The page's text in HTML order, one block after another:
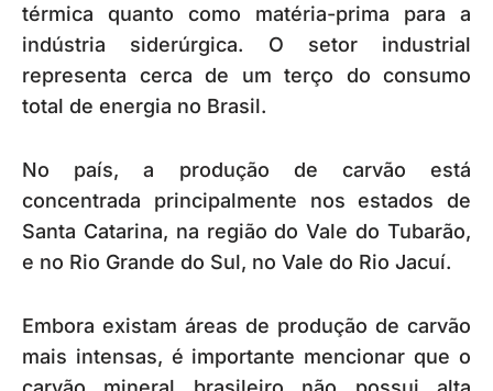
térmica quanto como matéria-prima para a
indústria siderúrgica. O setor industrial
representa cerca de um terço do consumo
total de energia no Brasil.
No país, a produção de carvão está
concentrada principalmente nos estados de
Santa Catarina, na região do Vale do Tubarão,
e no Rio Grande do Sul, no Vale do Rio Jacuí.
Embora existam áreas de produção de carvão
mais intensas, é importante mencionar que o